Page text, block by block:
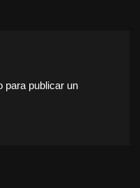
para publicar un